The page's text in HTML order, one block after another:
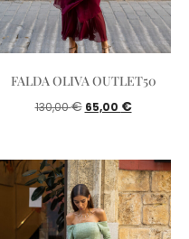
FALDA OLIVA OUTLET50
130,00€ 65,00 €